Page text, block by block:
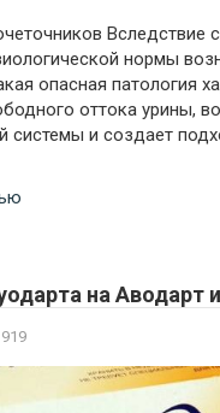
Вследствие
нормы
опасная патология
оттока урины,
и создает
на Аводарт